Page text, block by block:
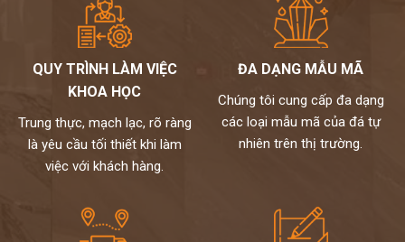
QUY TRÌNH LÀM VIỆC
KHOA HỌC
Trung thực, mạch lạc, rõ ràng
là yêu cầu tối thiết khi làm
việc với khách hàng.
ĐA DẠNG MẪU MÃ
Chúng tôi cung cấp đa dạng
các loại mẫu mã của đá tự
nhiên trên thị trường.